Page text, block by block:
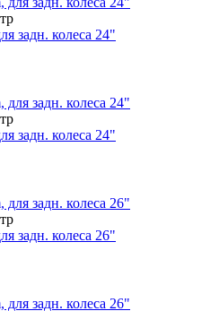
задн. колеса 24"
задн. колеса 24"
задн. колеса 26"